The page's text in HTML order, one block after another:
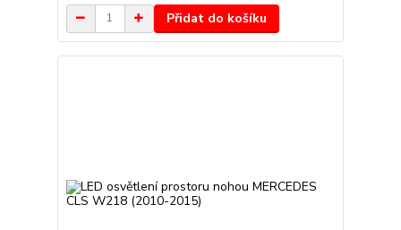
Přidat do košíku